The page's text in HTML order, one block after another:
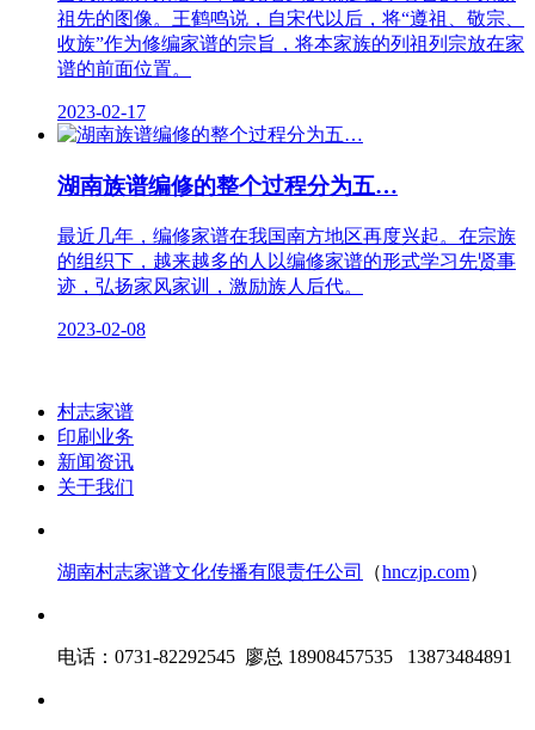
祖先的图像。王鹤鸣说，自宋代以后，将“遵祖、敬宗、
收族”作为修编家谱的宗旨，将本家族的列祖列宗放在家
谱的前面位置。
2023-02-17
湖南族谱编修的整个过程分为五…
最近几年，编修家谱在我国南方地区再度兴起。在宗族
的组织下，越来越多的人以编修家谱的形式学习先贤事
迹，弘扬家风家训，激励族人后代。
2023-02-08
村志家谱
印刷业务
新闻资讯
关于我们
湖南村志家谱文化传播有限责任公司 （hnczjp.com）
电话：0731-82292545 廖总 18908457535 13873484891